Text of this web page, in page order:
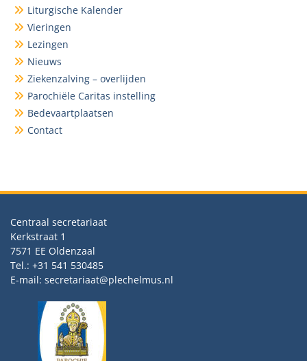
Liturgische Kalender
Vieringen
Lezingen
Nieuws
Ziekenzalving – overlijden
Parochiële Caritas instelling
Bedevaartplaatsen
Contact
Centraal secretariaat
Kerkstraat 1
7571 EE Oldenzaal
Tel.: +31 541 530485
E-mail: secretariaat@plechelmus.nl